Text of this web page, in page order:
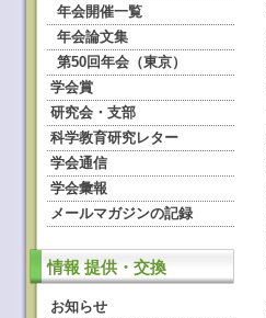
年会開催一覧
年会論文集
第50回年会（東京）
学会賞
研究会・支部
科学教育研究レター
学会通信
学会彙報
メールマガジンの記録
情報 提供・交換
お知らせ